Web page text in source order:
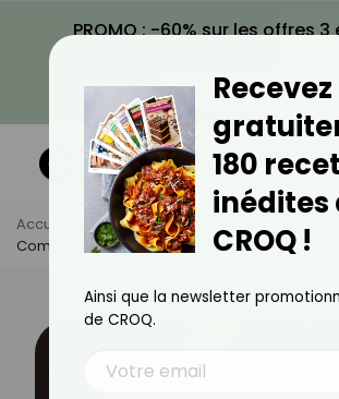
PROMO : -60% sur les offres
VOIR LA PROMO
Accueil Actus
Quotidien
Comment Bien Choisir Ses Bottines ?
Recevez
180
inédites
CROQ !
Ainsi que la newsletter
de CROQ.